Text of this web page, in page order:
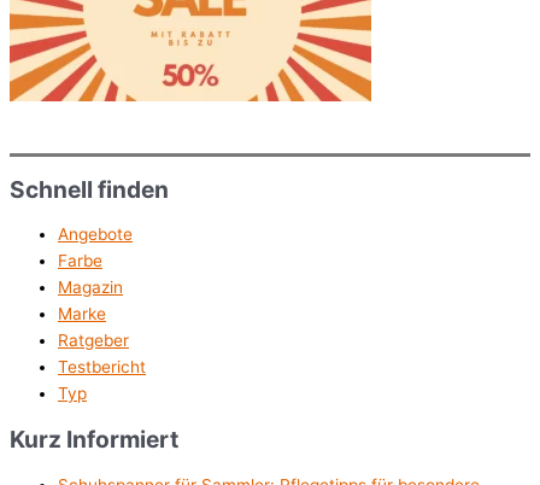
Schnell finden
Angebote
Farbe
Magazin
Marke
Ratgeber
Testbericht
Typ
Kurz Informiert